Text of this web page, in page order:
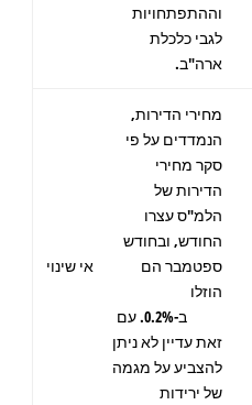
וההתפתחויות
לגבי כלכלת
ארה"ב.
מחירי הדירות,
הנמדדים על פי
סקר מחירי
הדירות של
הלמ"ס עצרו
החודש, ובחודש
ספטמבר הם
הוזלו
ב-0.2%. עם
זאת עדיין לא ניתן
להצביע על מגמה
של ירידות
אי שינוי